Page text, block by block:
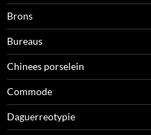
Brons
Bureaus
Chinees porselein
Commode
Daguerreotypie